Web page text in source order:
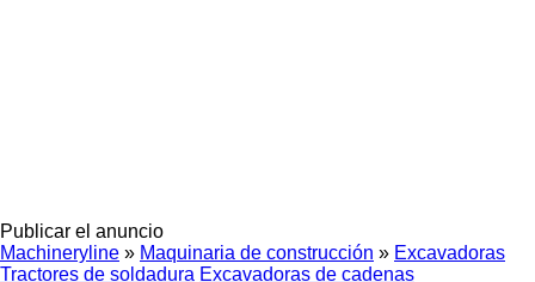
Publicar el anuncio
Machineryline » Maquinaria de construcción » Excavadoras
Tractores de soldadura Excavadoras de cadenas